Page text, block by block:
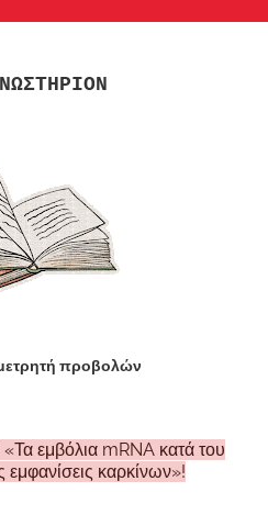
προβολών
εμβόλια mRNA κατά του
εμφανίσεις καρκίνων»!